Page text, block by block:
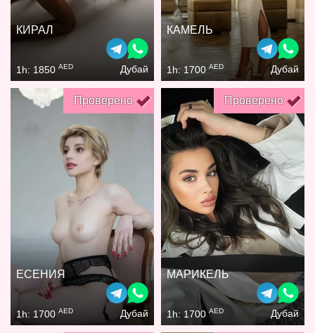
КИРАЛ
1h: 1850 AED Дубай
КАМЕЛЬ
1h: 1700 AED Дубай
Проверено
ЕСЕНИЯ
1h: 1700 AED Дубай
Проверено
МАРИКЕЛЬ
1h: 1700AED Дубай